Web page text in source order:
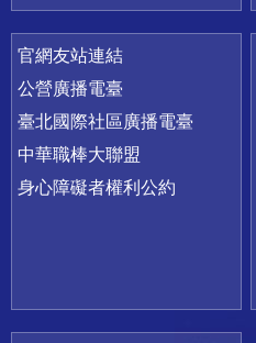
官網友站連結
公營廣播電臺
臺北國際社區廣播電臺
中華職棒大聯盟
身心障礙者權利公約